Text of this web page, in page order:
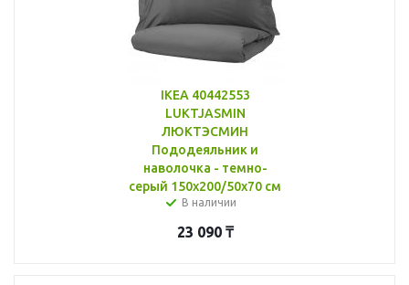
IKEA 40442553
LUKTJASMIN
ЛЮКТЭСМИН
Пододеяльник и
наволочка - темно-
серый 150x200/50x70 см
В наличии
23 090₸